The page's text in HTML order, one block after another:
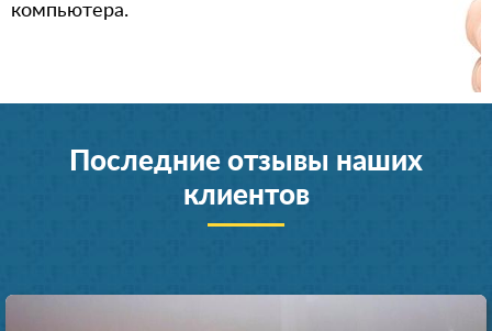
компьютера.
Последние отзывы наших
клиентов